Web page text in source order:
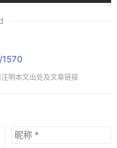
明本文出处及文章链接